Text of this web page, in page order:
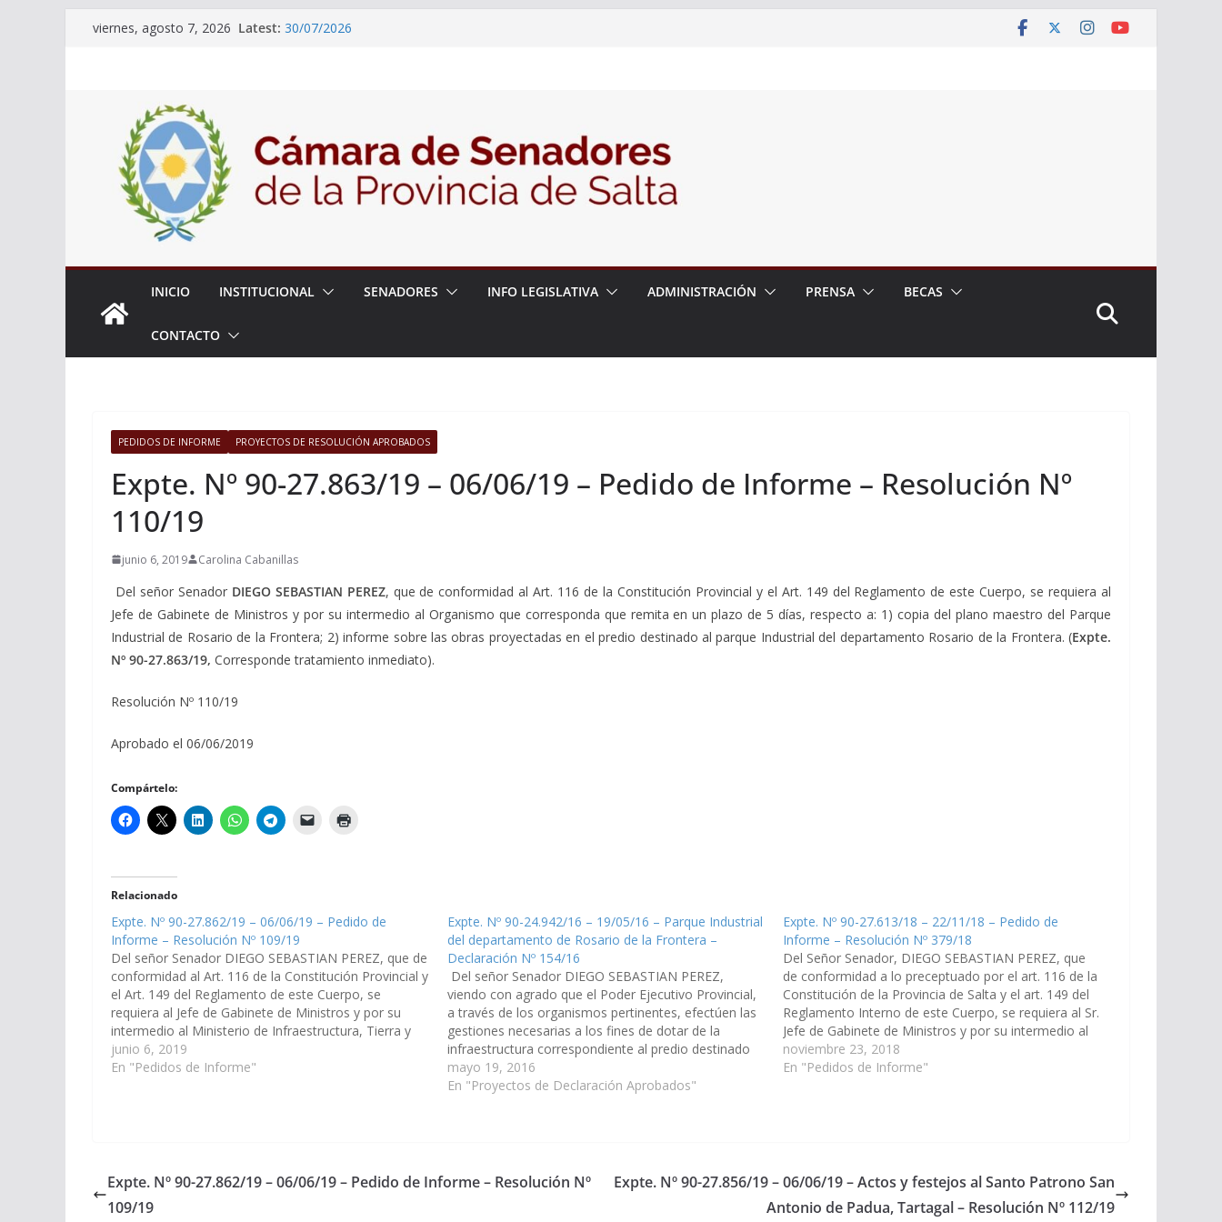
Skipviernes, agosto 7, 2026 Latest: 30/07/2026
de Protección y Control Vegetal
INICIO INSTITUCIONAL SENADORES INFO LEGISLATIVA ADMINISTRACIÓN PRENSA BECAS
CONTACTO
PEDIDOS DE INFORME PROYECTOS DE RESOLUCIÓN APROBADOS
Expte. Nº 90-27.863/19 – 06/06/19 – Pedido de Informe – Resolución Nº
110/19
junio 6, 2019 Carolina Cabanillas
Del señor Senador DIEGO SEBASTIAN PEREZ, que de conformidad al Art. 116 de la Constitución Provincial y el Art. 149 del Reglamento de este Cuerpo, se requiera al
Jefe de Gabinete de Ministros y por su intermedio al Organismo que corresponda que remita en un plazo de 5 días, respecto a: 1) copia del plano maestro del Parque
Industrial de Rosario de la Frontera; 2) informe sobre las obras proyectadas en el predio destinado al parque Industrial del departamento Rosario de la Frontera. (Expte.
Nº 90-27.863/19, Corresponde tratamiento inmediato).
Resolución Nº 110/19
Aprobado el 06/06/2019
Compártelo:
Relacionado
Expte. Nº 90-27.862/19 – 06/06/19 – Pedido de
Informe – Resolución Nº 109/19
Del señor Senador DIEGO SEBASTIAN PEREZ, que de
conformidad al Art. 116 de la Constitución Provincial y
el Art. 149 del Reglamento de este Cuerpo, se
requiera al Jefe de Gabinete de Ministros y por su
intermedio al Ministerio de Infraestructura, Tierra y
Vivienda, informe en un plazo de 5…
junio 6, 2019
En "Pedidos de Informe"
Expte. Nº 90-24.942/16 – 19/05/16 – Parque Industrial
del departamento de Rosario de la Frontera –
Declaración Nº 154/16
Del señor Senador DIEGO SEBASTIAN PEREZ,
viendo con agrado que el Poder Ejecutivo Provincial,
a través de los organismos pertinentes, efectúen las
gestiones necesarias a los fines de dotar de la
infraestructura correspondiente al predio destinado
para Parque Industrial del departamento de Rosario
de la Frontera.(Expte. Nº 90-24.942/16 – A…
mayo 19, 2016
En "Proyectos de Declaración Aprobados"
Expte. Nº 90-27.613/18 – 22/11/18 – Pedido de
Informe – Resolución Nº 379/18
Del Señor Senador, DIEGO SEBASTIAN PEREZ, que
de conformidad a lo preceptuado por el art. 116 de la
Constitución de la Provincia de Salta y el art. 149 del
Reglamento Interno de este Cuerpo, se requiera al Sr.
Jefe de Gabinete de Ministros y por su intermedio al
Ministro de…
noviembre 23, 2018
En "Pedidos de Informe"
Expte. Nº 90-27.862/19 – 06/06/19 – Pedido de Informe – Resolución Nº
109/19
Expte. Nº 90-27.856/19 – 06/06/19 – Actos y festejos al Santo Patrono San
Antonio de Padua, Tartagal – Resolución Nº 112/19